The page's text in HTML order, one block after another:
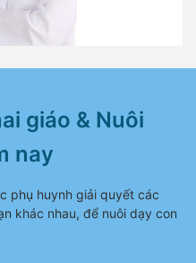
giáo & Nuôi
nay
phụ huynh giải quyết các
khác nhau, để nuôi dạy con